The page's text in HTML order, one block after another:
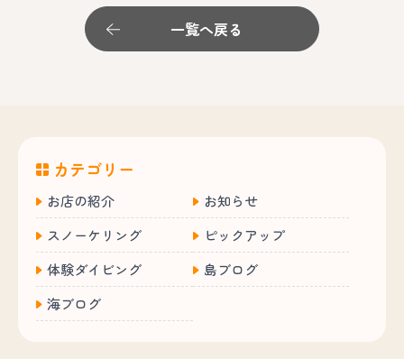
一覧へ戻る
カテゴリー
お店の紹介
お知らせ
スノーケリング
ピックアップ
体験ダイビング
島ブログ
海ブログ